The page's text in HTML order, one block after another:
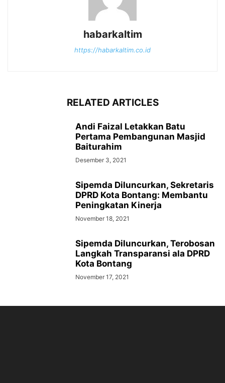
habarkaltim
https://habarkaltim.co.id
RELATED ARTICLES
Andi Faizal Letakkan Batu
Pertama Pembangunan Masjid
Baiturahim
Desember 3, 2021
Sipemda Diluncurkan, Sekretaris
DPRD Kota Bontang: Membantu
Peningkatan Kinerja
November 18, 2021
Sipemda Diluncurkan, Terobosan
Langkah Transparansi ala DPRD
Kota Bontang
November 17, 2021